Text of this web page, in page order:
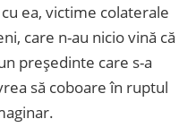
ea, victime colaterale
care n-au nicio vină că
președinte care s-a
să coboare în ruptul